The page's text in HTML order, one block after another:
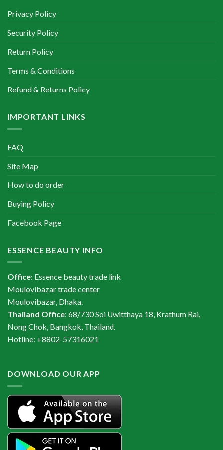
Privacy Policy
Security Policy
Return Policy
Terms & Conditions
Refund & Returns Policy
IMPORTANT LINKS
FAQ
Site Map
How to do order
Buying Policy
Facebook Page
ESSENCE BEAUTY INFO
Office: Essence beauty trade link
Moulovibazar trade center
Moulovibazar, Dhaka.
Thailand Office: 68/730 Soi Uwitthaya 18, Krathum Rai,
Nong Chok, Bangkok, Thailand.
Hotline: +8802-57316021
DOWNLOAD OUR APP